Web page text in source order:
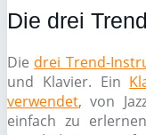
Die drei
Die drei Trend-
und Klavier. Ein
verwendet, von
einfach zu